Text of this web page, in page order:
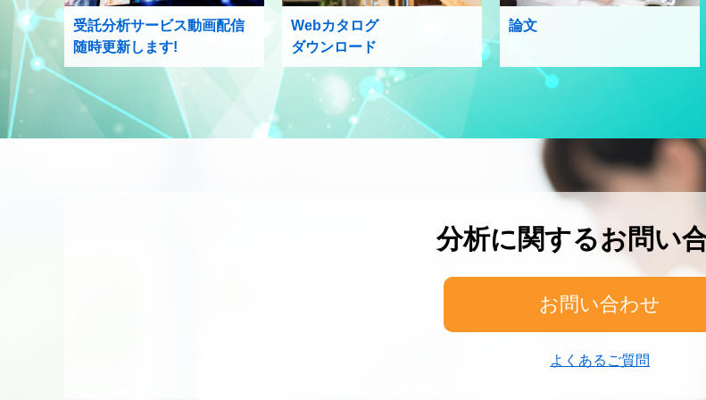
受託分析サービス動画配信
随時更新します!
Webカタログ
ダウンロード
論文
分析に関するお問い
お問い合わせ
よくあるご質問